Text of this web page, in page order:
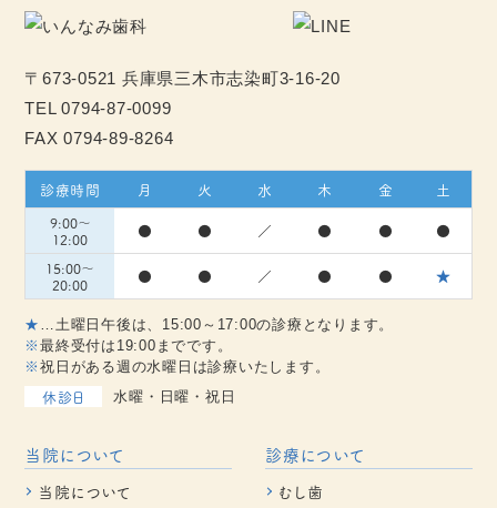
〒673-0521 兵庫県三木市志染町3-16-20
TEL0794-87-0099
FAX 0794-89-8264
診療時間 月 火 水 木 金 土
9:00～
12:00
● ● ／ ● ● ●
15:00～
20:00
● ● ／ ● ● ★
★
…土曜日午後は、15:00～17:00の診療となります。
※最終受付は19:00までです。
※祝日がある週の水曜日は診療いたします。
休診日 水曜・日曜・祝日
当院について
当院について
診療について
むし歯